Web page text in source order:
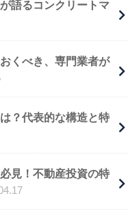
語るコンクリートマ
くべき、専門業者が
？代表的な構造と特
見！不動産投資の特